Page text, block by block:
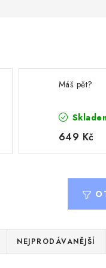
Máš pět?
649 Kč
NEJPRODÁVANĚJŠÍ